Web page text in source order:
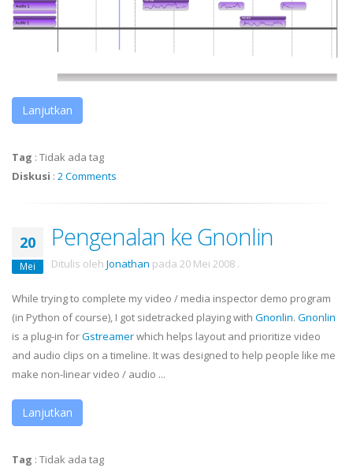
Lanjutkan
Tag : Tidak ada tag
Diskusi : 2 Comments
20
Mei
Pengenalan ke Gnonlin
Ditulis oleh Jonathan pada 20 Mei 2008 .
While trying to complete my video / media inspector demo program
(in Python of course), I got sidetracked playing with Gnonlin. Gnonlin
is a plug-in forGstreamerwhich helps layout and prioritize video
and audio clips on a timeline. It was designed to help people like me
make non-linear video / audio ...
Lanjutkan
Tag : Tidak ada tag